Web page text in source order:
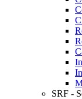
SRF -